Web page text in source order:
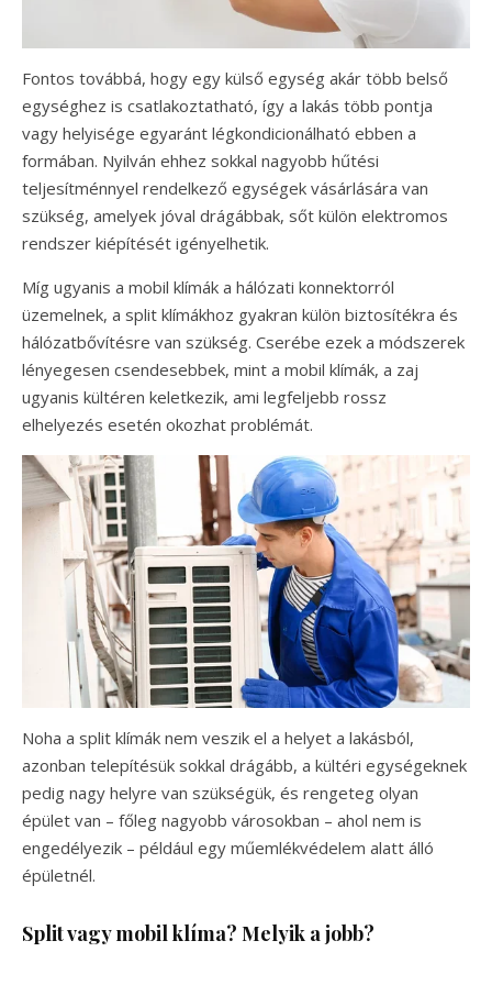
Fontos továbbá, hogy egy külső egység akár több belső
egységhez is csatlakoztatható, így a lakás több pontja
vagy helyisége egyaránt légkondicionálható ebben a
formában. Nyilván ehhez sokkal nagyobb hűtési
teljesítménnyel rendelkező egységek vásárlására van
szükség, amelyek jóval drágábbak, sőt külön elektromos
rendszer kiépítését igényelhetik.
Míg ugyanis a mobil klímák a hálózati konnektorról
üzemelnek, a split klímákhoz gyakran külön biztosítékra és
hálózatbővítésre van szükség. Cserébe ezek a módszerek
lényegesen csendesebbek, mint a mobil klímák, a zaj
ugyanis kültéren keletkezik, ami legfeljebb rossz
elhelyezés esetén okozhat problémát.
Noha a split klímák nem veszik el a helyet a lakásból,
azonban telepítésük sokkal drágább, a kültéri egységeknek
pedig nagy helyre van szükségük, és rengeteg olyan
épület van – főleg nagyobb városokban – ahol nem is
engedélyezik – például egy műemlékvédelem alatt álló
épületnél.
Split vagy mobil klíma? Melyik a jobb?